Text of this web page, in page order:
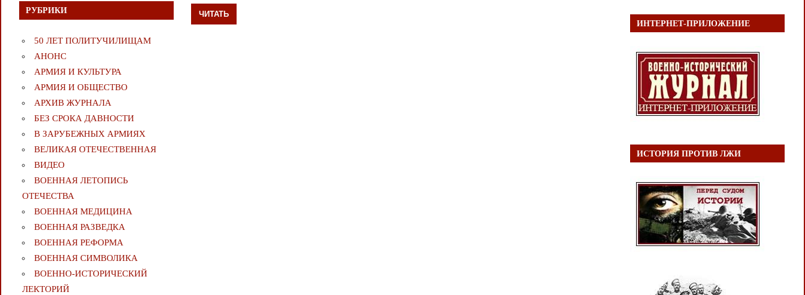
ЧИТАТЬ
РУБРИКИ
50 ЛЕТ ПОЛИТУЧИЛИЩАМ
АНОНС
АРМИЯ И КУЛЬТУРА
АРМИЯ И ОБЩЕСТВО
АРХИВ ЖУРНАЛА
БЕЗ СРОКА ДАВНОСТИ
В ЗАРУБЕЖНЫХ АРМИЯХ
ВЕЛИКАЯ ОТЕЧЕСТВЕННАЯ
ВИДЕО
ВОЕННАЯ ЛЕТОПИСЬ
ОТЕЧЕСТВА
ВОЕННАЯ МЕДИЦИНА
ВОЕННАЯ РАЗВЕДКА
ВОЕННАЯ РЕФОРМА
ВОЕННАЯ СИМВОЛИКА
ВОЕННО-ИСТОРИЧЕСКИЙ
ЛЕКТОРИЙ
ИНТЕРНЕТ-ПРИЛОЖЕНИЕ
ИСТОРИЯ ПРОТИВ ЛЖИ